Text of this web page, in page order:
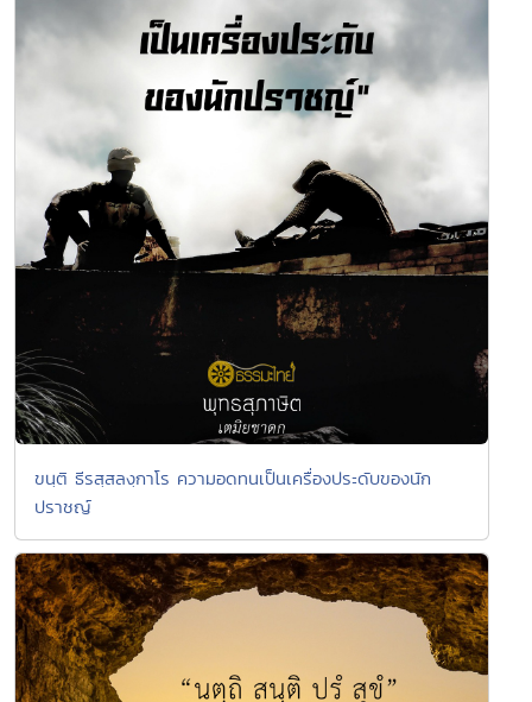
ขนฺติ ธีรสฺสลงฺกาโร ความอดทนเป็นเครื่องประดับของนัก
ปราชญ์